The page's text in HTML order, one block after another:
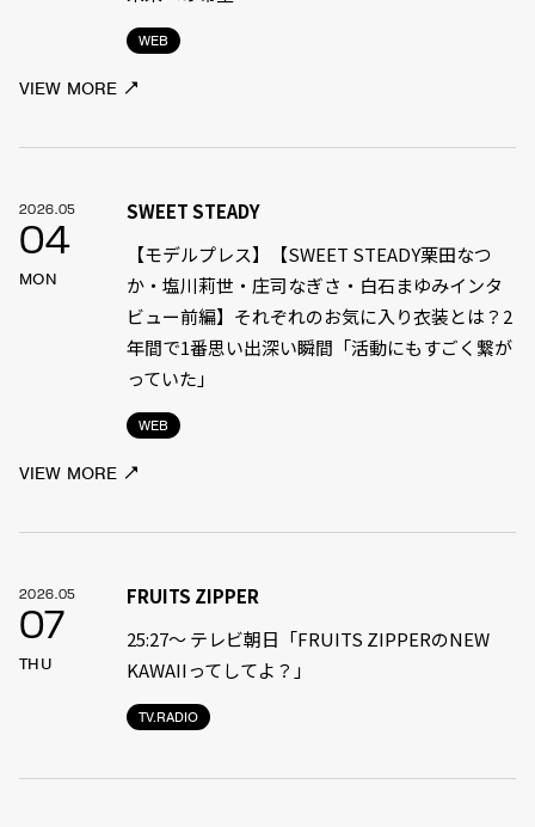
WEB
VIEW MORE
2026.05
04
MON
WEB
SWEET STEADY
【モデルプレス】【SWEET STEADY栗田なつ
か・塩川莉世・庄司なぎさ・白石まゆみインタ
ビュー前編】それぞれのお気に入り衣装とは？2
年間で1番思い出深い瞬間「活動にもすごく繋が
っていた」
VIEW MORE
2026.05
07
THU
TV.RADIO
FRUITS ZIPPER
25:27～ テレビ朝日「FRUITS ZIPPERのNEW
KAWAIIってしてよ？」